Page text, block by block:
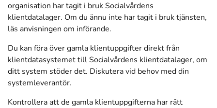
organisation har tagit i bruk Socialvårdens
klientdatalager. Om du ännu inte har tagit i bruk tjänsten,
läs anvisningen om införande.
Du kan föra över gamla klientuppgifter direkt från
klientdatasystemet till Socialvårdens klientdatalager, om
ditt system stöder det. Diskutera vid behov med din
systemleverantör.
Kontrollera att de gamla klientuppgifterna har rätt